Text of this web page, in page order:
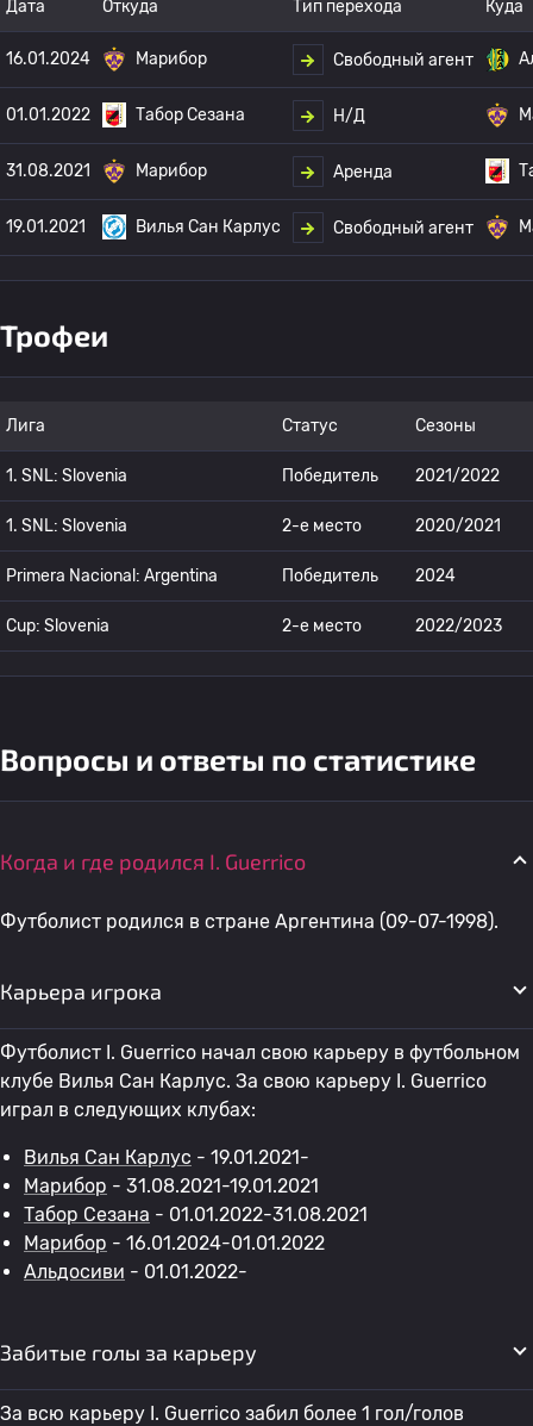
Дата Откуда Тип перехода Куда
16.01.2024 Марибор Свободный агент
01.01.2022 Табор Сезана Н/Д
31.08.2021 Марибор Аренда
19.01.2021 Вилья Сан Карлус Свободный агент
Трофеи
Лига Статус Сезоны
1. SNL: Slovenia Победитель 2021/2022
1. SNL: Slovenia 2-е место 2020/2021
Primera Nacional: Argentina Победитель 2024
Cup: Slovenia 2-е место 2022/2023
Вопросы и ответы по статистике
Когда и где родился I. Guerrico
Футболист родился в стране Аргентина (09-07-1998).
Карьера игрока
Футболист I. Guerrico начал свою карьеру в футбольном
клубе Вилья Сан Карлус. За свою карьеру I. Guerrico
играл в следующих клубах:
Вилья Сан Карлус - 19.01.2021-
Марибор - 31.08.2021-19.01.2021
Табор Сезана - 01.01.2022-31.08.2021
Марибор - 16.01.2024-01.01.2022
Альдосиви - 01.01.2022-
Забитые голы за карьеру
За всю карьеру I. Guerrico забил более 1 гол/голов